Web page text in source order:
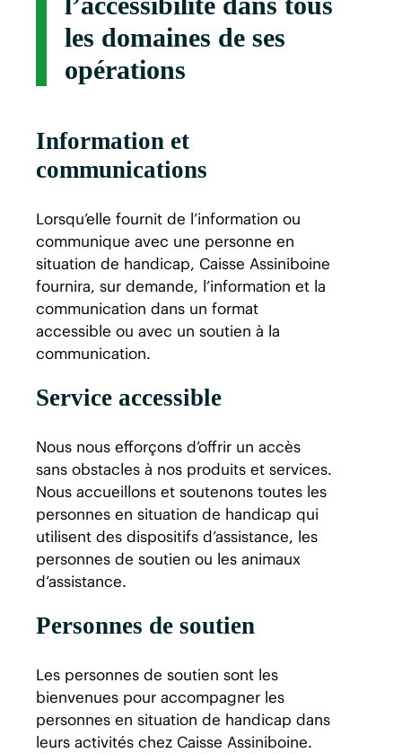
les domaines de ses
opérations
Information et
communications
Lorsqu’elle fournit de l’information ou
communique avec une personne en
situation de handicap, Caisse Assiniboine
fournira, sur demande, l’information et la
communication dans un format
accessible ou avec un soutien à la
communication.
Service accessible
Nous nous efforçons d’offrir un accès
sans obstacles à nos produits et services.
Nous accueillons et soutenons toutes les
personnes en situation de handicap qui
utilisent des dispositifs d’assistance, les
personnes de soutien ou les animaux
d’assistance.
Personnes de soutien
Les personnes de soutien sont les
bienvenues pour accompagner les
personnes en situation de handicap dans
leurs activités chez Caisse Assiniboine.